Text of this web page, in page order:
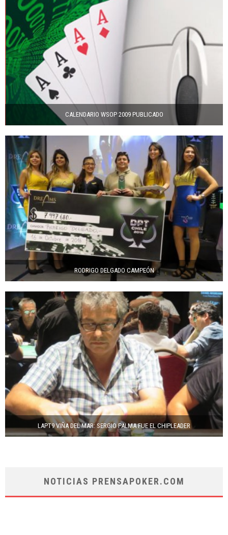
CALENDARIO WSOP 2009 PUBLICADO
RODRIGO DELGADO CAMPEÓN
LAPT9 VIÑA DEL MAR: SERGIO PALMA FUE EL CHIPLEADER
NOTICIAS PRENSAPOKER.COM